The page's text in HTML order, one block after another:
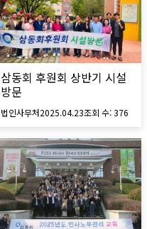
삼동회 후원회 상반기 시설
방문
법인사무처2025.04.23조회 수:376